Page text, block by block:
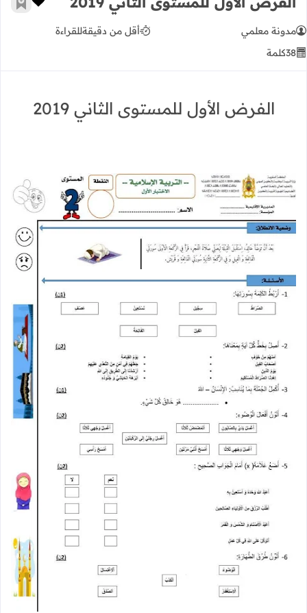
أضف
مدونة معلمي أقل من دقيقةللقراءة
38كلمة
الفرض الأول للمستوى الثاني 2019